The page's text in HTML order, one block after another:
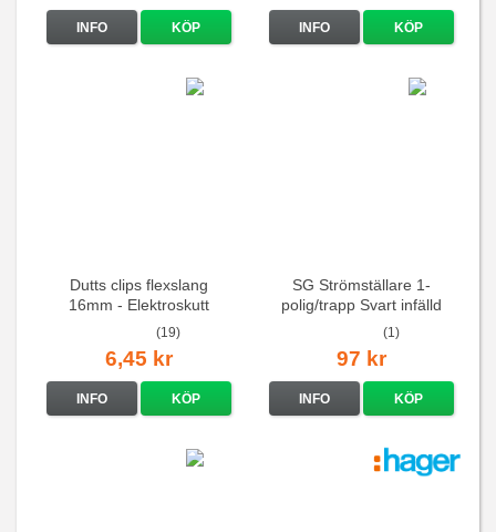
INFO KÖP INFO KÖP
Dutts clips flexslang
16mm - Elektroskutt
(19)
6,45 kr
INFO KÖP
SG Strömställare 1-
polig/trapp Svart infälld
(1)
97 kr
INFO KÖP